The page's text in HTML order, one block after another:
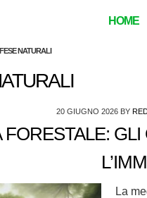
HOME
NATURALI
20 GIUGNO 2026BY
La